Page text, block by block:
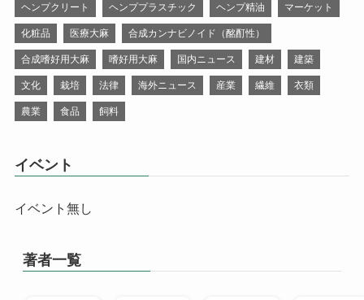
ヘンプクリート ヘンププラスチック ヘンプ精油 マーケット
化粧品 医療大麻 合成カンナビノイド（酩酊性）
合成嗜好用大麻 嗜好用大麻 国内ニュース 建材 建築
文化 栽培 法律 海外ニュース 産業 繊維 衣類
農業 食品 飼料
イベント
イベント無し
著者一覧